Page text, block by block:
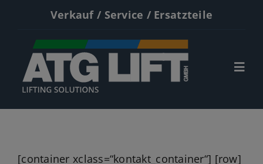
springen
Verkauf / Service / Ersatzteile
[container xclass=“kontakt_container“] [row]